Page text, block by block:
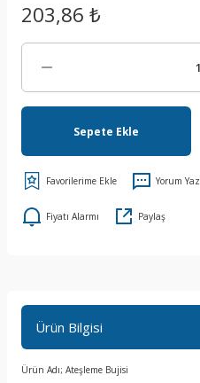
203,86 ₺
Sepete Ekle
Yorum Yaz
Fiyatı Alarmı Paylaş
Ürün Bilgisi
Ürün Adı; Ateşleme Bujisi